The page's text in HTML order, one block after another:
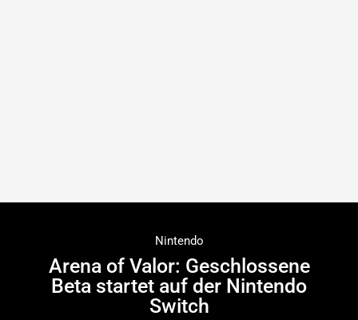
Nintendo
Arena of Valor: Geschlossene
Beta startet auf der Nintendo
Switch